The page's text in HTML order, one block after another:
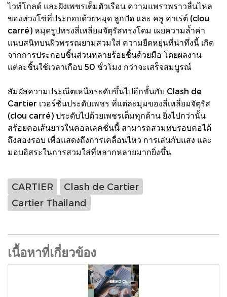
ไวท์โกลด์ และฝังเพชรเต็มตัวเรือน ความแพรวพราวลื่นไหล
ของห่วงโซ่ที่ประกอบด้วยหมุด ลูกปัด และ คลู คาเร่ต์ (clou
carré) หมุดรูปทรงสี่เหลี่ยมจัตุรัสทรงโดม เผยความล้ำค่า
แนบสนิทบนผิวพรรณยามสวมใส่ ความยืดหยุ่นที่น่าทึ่งนี้ เกิด
จากการประกอบชิ้นส่วนหลายร้อยชิ้นด้วยมือ โดยผลงาน
แต่ละชิ้นใช้เวลาเกือบ 50 ชั่วโมง กว่าจะเสร็จสมบูรณ์
สัมผัสความประณีตเหนือระดับขึ้นไปอีกขั้นกับ Clash de
Cartier เวอร์ชั่นประดับเพชร ที่แต่ละมุมของสี่เหลี่ยมจัตุรัส
(clou carré) ประดับไปด้วยเพชรเต็มทุกด้าน ยิ่งไปกว่านั้น
สร้อยคอเส้นยาวในคอลเลคชั่นนี้ สามารถสวมทบรอบคอได้
ถึงสองรอบ เพื่อแสดงถึงการเคลื่อนไหว การเล่นกับแสง และ
มอบอิสระในการสวมใส่ที่หลากหลายมากยิ่งขึ้น
CARTIER
Clash de Cartier
Cartier Thailand
เนื้อหาที่เกี่ยวข้อง